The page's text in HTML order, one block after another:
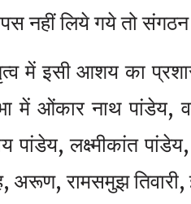
नहीं लिये गये तो
में इसी आशय का
में ओंकार नाथ पांडेय,
पांडेय, लक्ष्मीकांत
अरूण, रामसमुझ तिवारी,